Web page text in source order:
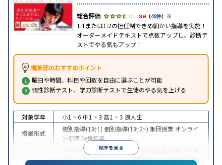
3.8（48件） ※
1:1または1:2の担任制できめ細かい指導を実施！
オーダーメイドテキストで点数アップし、診断テ
ストでやる気もアップ！
編集部のおすすめポイント
曜日や時間、科目や回数を自由に選ぶことが可能
個性診断テスト、学力診断テストで生徒のやる気を上げる
続きを見る
対象学年 小1 ~ 6 中1 ~ 3 高1 ~ 3 浪人生
授業形式
個別指導(1対1) 個別指導(1対2~) 集団授業 オンライ
ン指導 映像授業
中学受験 高校受験大学受験 医学部受験
テスト対策内申点対策学習習慣の定着総合型選抜